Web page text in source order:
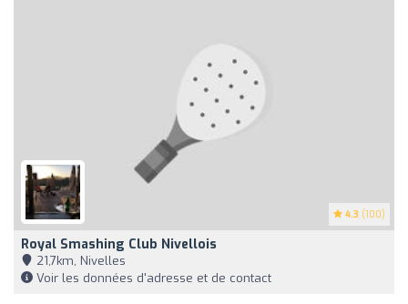
4.3 (100)
Royal Smashing Club Nivellois
21,7km, Nivelles
Voir les données d'adresse et de contact